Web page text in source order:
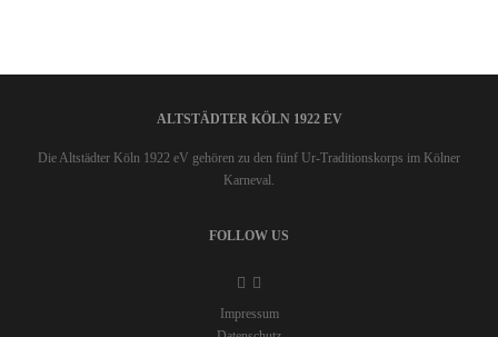
ALTSTÄDTER KÖLN 1922 EV
Die Altstädter Köln 1922 eV gehören zu den fünf Ur-Traditionskorps im Kölner
Karneval.
FOLLOW US
Impressum